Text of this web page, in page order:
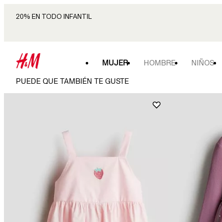
20% EN TODO INFANTIL
MUJER HOMBRE NIÑOS
PUEDE QUE TAMBIÉN TE GUSTE